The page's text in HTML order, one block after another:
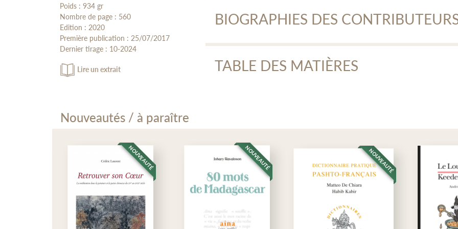
Poids : 934 gr
Nombre de page : 560
Edition : 2020
Première publication : 25/07/2017
Dernier tirage : 10-2024
Lire un extrait
Corrigé des exercices
Transcriptions pinyin des textes et des dialogues
Enregistrements audio
BIOGRAPHIES DES
Zhitang Yang-Drocourt est professeur émérite des universités. Elle a
Liu Hong, maître de conférences à l’Institut national des langues et
littérature des recueils de notes (Biji筆記) et l’histoire des lettrés de
de la Grande compassion dans la Chine du XIIe siècle d’après le
Yi jian zhi
Asie orientale
(Peeters, Louvain, 2017) et « Les Relations entre les
confucéenne dans la Chine des Song du Nord » dans
Construction and
Chinese and Korean Neo-Confucianism(no 4,
Fan Jian Min
TABLE DES MATIÈRES
Leçon 1 : Remise à niveau
A. Compréhension et expression orales
• Vocabulaire
• Exercices de compréhension
B. Application orale
C. Expression écrite
• Caractères nouveaux
• Des mots aux expressions
Nouveautés / à paraître
NOUVEAUTÉ NOUVEAUTÉ NOUVEAUTÉ